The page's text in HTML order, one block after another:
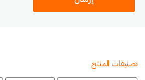
تصنيفات المنتج